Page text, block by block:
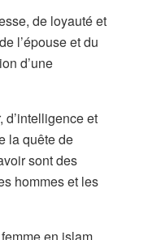
de loyauté et
l’épouse et du
d’une
d’intelligence et
la quête de
sont des
hommes et les